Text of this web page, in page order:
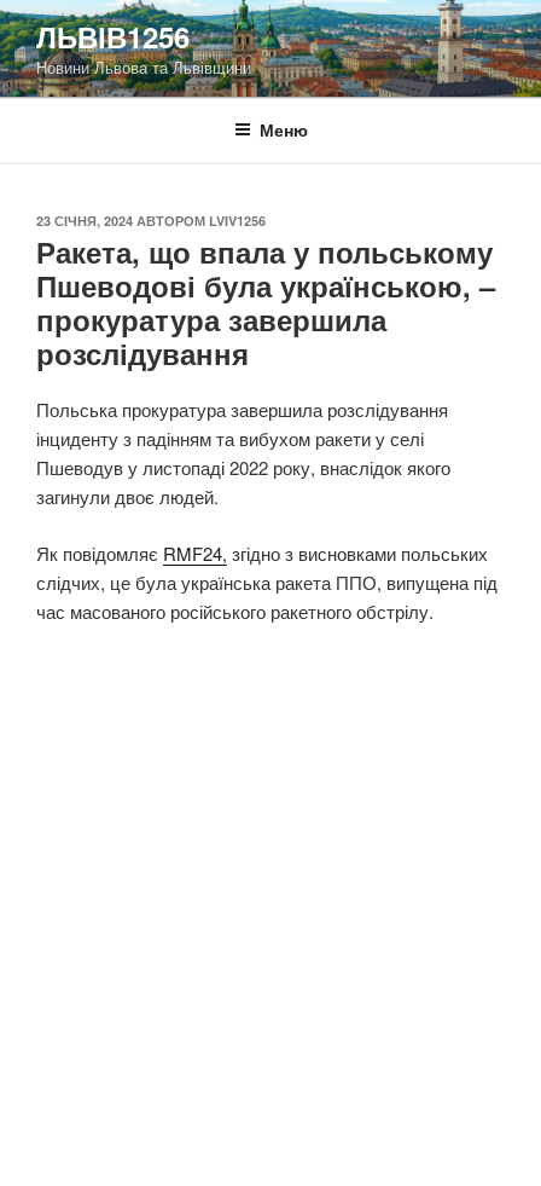
Перейти
до
вмісту
ЛЬВІВ1256
Новини Львова та Львівщини
Меню
ОПУБЛІКОВАНО
23 СІЧНЯ, 2024 АВТОРОМ LVIV1256
Ракета, що впала у польському
Пшеводові була українською, –
прокуратура завершила
розслідування
Польська прокуратура завершила розслідування
інциденту з падінням та вибухом ракети у селі
Пшеводув у листопаді 2022 року, внаслідок якого
загинули двоє людей.
Як повідомляє RMF24, згідно з висновками польських
слідчих, це була українська ракета ППО, випущена під
час масованого російського ракетного обстрілу.